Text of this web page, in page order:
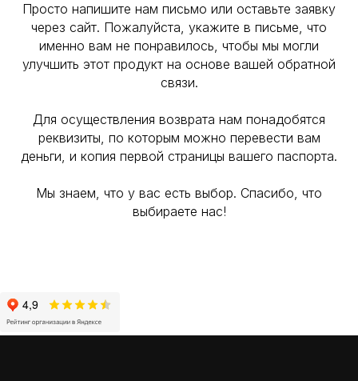
Просто напишите нам письмо или оставьте заявку
через сайт. Пожалуйста, укажите в письме, что
именно вам не понравилось, чтобы мы могли
улучшить этот продукт на основе вашей обратной
связи.
Для осуществления возврата нам понадобятся
реквизиты, по которым можно перевести вам
деньги, и копия первой страницы вашего паспорта.
Мы знаем, что у вас есть выбор. Спасибо, что
выбираете нас!